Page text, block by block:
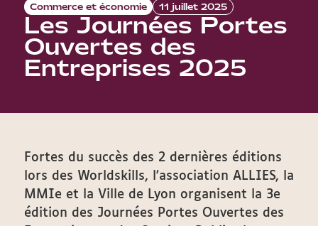
Commerce et économie 11 juillet 2025
Les Journées Portes
Ouvertes des
Entreprises 2025
Fortes du succès des 2 dernières éditions
lors des Worldskills, l'association ALLIES, la
MMIe et la Ville de Lyon organisent la 3e
édition des Journées Portes Ouvertes des